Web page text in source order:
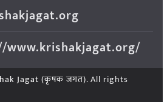
www.krishakjagat.org/
Jagat (कृषक जगत). All rights